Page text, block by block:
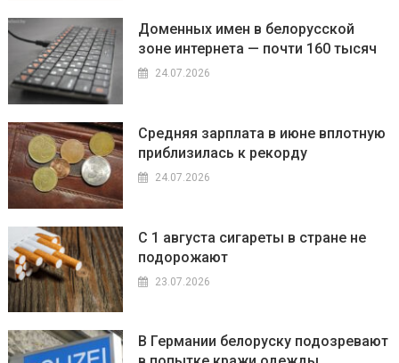
Доменных имен в белорусской
зоне интернета — почти 160 тысяч
24.07.2026
Средняя зарплата в июне вплотную
приблизилась к рекорду
24.07.2026
С 1 августа сигареты в стране не
подорожают
23.07.2026
В Германии белоруску подозревают